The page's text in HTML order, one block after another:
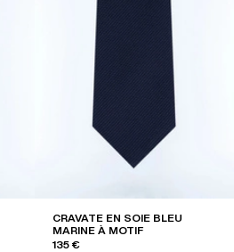
CRAVATE EN SOIE BLEU
MARINE À MOTIF
135 €